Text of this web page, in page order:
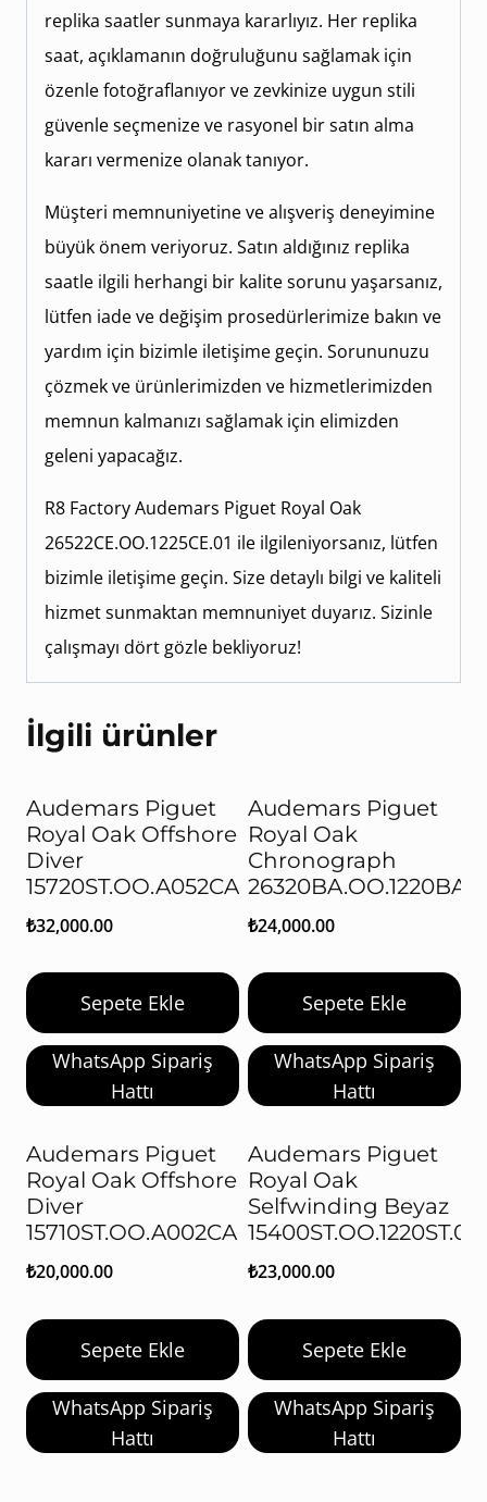
replika saatler sunmaya kararlıyız. Her replika
saat, açıklamanın doğruluğunu sağlamak için
özenle fotoğraflanıyor ve zevkinize uygun stili
güvenle seçmenize ve rasyonel bir satın alma
kararı vermenize olanak tanıyor.
Müşteri memnuniyetine ve alışveriş deneyimine
büyük önem veriyoruz. Satın aldığınız replika
saatle ilgili herhangi bir kalite sorunu yaşarsanız,
lütfen iade ve değişim prosedürlerimize bakın ve
yardım için bizimle iletişime geçin. Sorununuzu
çözmek ve ürünlerimizden ve hizmetlerimizden
memnun kalmanızı sağlamak için elimizden
geleni yapacağız.
R8 Factory Audemars Piguet Royal Oak
26522CE.OO.1225CE.01 ile ilgileniyorsanız, lütfen
bizimle iletişime geçin. Size detaylı bilgi ve kaliteli
hizmet sunmaktan memnuniyet duyarız. Sizinle
çalışmayı dört gözle bekliyoruz!
İlgili ürünler
Audemars Piguet
Royal Oak Offshore
Diver
15720ST.OO.A052CA.01
₺32,000.00
Sepete Ekle
WhatsApp Sipariş
Hattı
Audemars Piguet
Royal Oak
Chronograph
₺24,000.00
Sepete Ekle
WhatsApp Sipariş
Hattı
Audemars Piguet
Royal Oak Offshore
Diver
15710ST.OO.A002CA.01
₺20,000.00
Sepete Ekle
WhatsApp Sipariş
Hattı
Audemars Piguet
Royal Oak
Selfwinding Beyaz
15400ST.OO.1220ST.02
₺23,000.00
Sepete Ekle
WhatsApp Sipariş
Hattı